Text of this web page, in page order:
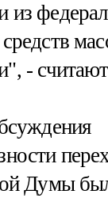
из
-
Думы